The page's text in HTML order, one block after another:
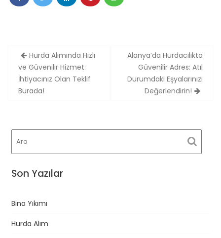
Yazı
gezinmesi
Hurda Alımında Hızlı
ve Güvenilir Hizmet:
İhtiyacınız Olan Teklif
Burada!
Alanya’da Hurdacılıkta
Güvenilir Adres: Atıl
Durumdaki Eşyalarınızı
Değerlendirin!
Son Yazılar
Bina Yıkımı
Hurda Alım